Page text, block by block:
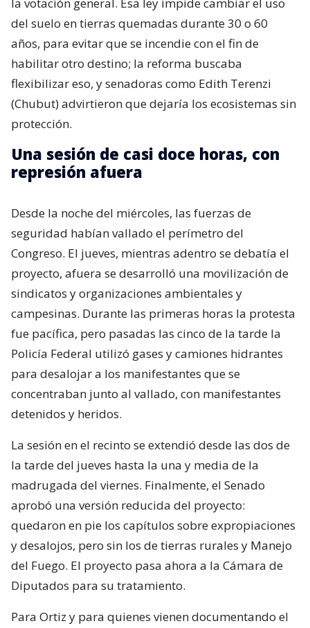
la votación general. Esa ley impide cambiar el uso
del suelo en tierras quemadas durante 30 o 60
años, para evitar que se incendie con el fin de
habilitar otro destino; la reforma buscaba
flexibilizar eso, y senadoras como Edith Terenzi
(Chubut) advirtieron que dejaría los ecosistemas sin
protección.
Una sesión de casi doce horas, con
represión afuera
Desde la noche del miércoles, las fuerzas de
seguridad habían vallado el perímetro del
Congreso. El jueves, mientras adentro se debatía el
proyecto, afuera se desarrolló una movilización de
sindicatos y organizaciones ambientales y
campesinas. Durante las primeras horas la protesta
fue pacífica, pero pasadas las cinco de la tarde la
Policía Federal utilizó gases y camiones hidrantes
para desalojar a los manifestantes que se
concentraban junto al vallado, con manifestantes
detenidos y heridos.
La sesión en el recinto se extendió desde las dos de
la tarde del jueves hasta la una y media de la
madrugada del viernes. Finalmente, el Senado
aprobó una versión reducida del proyecto:
quedaron en pie los capítulos sobre expropiaciones
y desalojos, pero sin los de tierras rurales y Manejo
del Fuego. El proyecto pasa ahora a la Cámara de
Diputados para su tratamiento.
Para Ortiz y para quienes vienen documentando el